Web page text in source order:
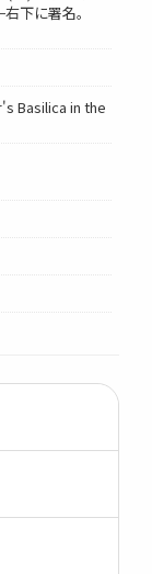
下に署名。
Basilica in the